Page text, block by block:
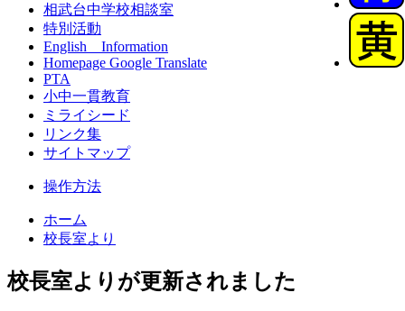
相武台中学校相談室
特別活動
English Information
Homepage Google Translate
PTA
小中一貫教育
ミライシード
リンク集
サイトマップ
操作方法
ホーム
校長室より
校長室よりが更新されました